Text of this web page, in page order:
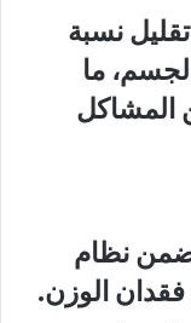
نسبة
ما
المشاكل
نظام
الوزن.